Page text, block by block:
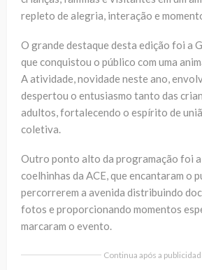
repleto de alegria, interação e
O grande destaque desta edição foi a
que conquistou o público com uma
A atividade, novidade neste ano,
despertou o entusiasmo tanto das
adultos, fortalecendo o espírito de
coletiva.
Outro ponto alto da programação foi a
coelhinhas da ACE, que encantaram o
percorrerem a avenida distribuindo
fotos e proporcionando momentos
marcaram o evento.
Continua após a